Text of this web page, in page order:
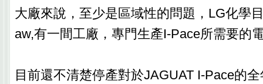
大廠來說，至少是區域性的問題，LG化學
aw,有一間工廠，專門生產I-Pace所需要的
目前還不清楚停產對於JAGUAT I-Pace的